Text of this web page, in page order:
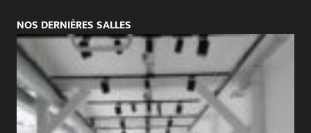
NOS DERNIÈRES SALLES